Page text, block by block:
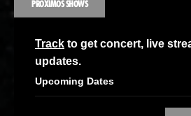
PRÓXIMOS SHOWS
Track to get concert, live
updates.
Upcoming Dates